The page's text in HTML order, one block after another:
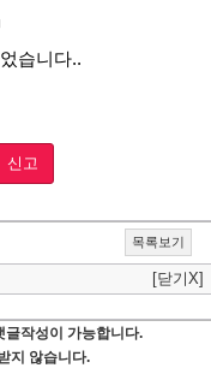
습니다..
신고
목록보기
[닫기X]
글작성이 가능합니다.
지 않습니다.